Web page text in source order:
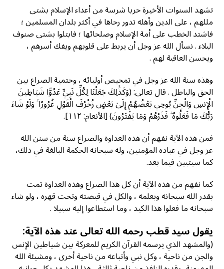
تشهد السنوات الأخيرة حربا شرسة من أعداء الإسلام بشتى
مللهم ، على الدين وأهله تدور رحاها في أكثر بلدان المسلمين ؛
فاشتد الخطب على أمة الإسلام وصلحائها ؛ فابتلوا بشتى صنوف
البلاء . نسأل الله عز وجل أن يربط على قلوبهم ويفك أسرهم ،
ويحسن العاقبة لهم .
وهذه سنة الله عز وجل في تمحيص أوليائه ، وحتمية الصراع بين
الحق والباطل . قال تعالى: (وَكَذَٰلِكَ جَعَلْنَا لِكُلِّ نَبِيٍّ عَدُوًّا شَيَاطِينَ
الْإِنسِ وَالْجِنِّ يُوحِي بَعْضُهُمْ إِلَىٰ بَعْضٍ زُخْرُفَ الْقَوْلِ غُرُورًا ۚ وَلَوْ شَاءَ
رَبُّكَ مَا فَعَلُوهُ ۖ فَذَرْهُمْ وَمَا يَفْتَرُونَ) [الأنعام: ۱۱۲].
فمن هذه الآية نفهم أن هذه العداوة والصراع سنة من سنن الله
عز وجل في عباده المؤمنين، وله سبحانه الحكمة البالغة في ذلك،
كما سيتبين فيما بعد.
كما نفهم من هذه الآية أن كل هذا الصراع وهذه العداوة تمت
بقدر الله سبحانه وبعلمه ، والكل في قبضته وتحت قهره ، ولو شاء
سبحانه ما فعلوا هذا الكيد ، وما استطاعوا إليه سبيلا .
يقول سيد قطب رحمه الله تعالى عند هذه الآية:
(والمشهد الذي يرسمه القرآن الكريم للمعركة بين شياطين الإنس
والجن من ناحية ، وكل نبي وأتباعه من ناحية أخرى ، ومشيئة الله